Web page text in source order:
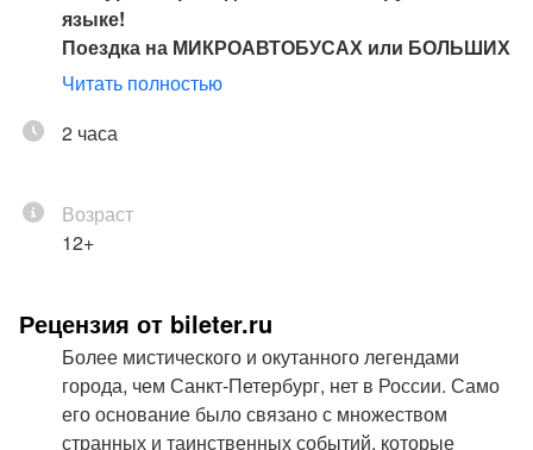
языке!
Поездка на МИКРОАВТОБУСАХ или БОЛЬШИХ
АВТОБУСАХ, в зависимости от количества
Льготный билет
Убедительная просьба на время экскурсии
«льготникам» иметь при себе документы,
Билет должен иметь каждый ребенок,
независимо от возраста. Во избежание
аварийной обстановки на дороге, сажать
детей на колени взрослым категорически
Читать полностью
2 часа
Возраст
12+
Рецензия от bileter.ru
Более мистического и окутанного легендами
города, чем Санкт-Петербург, нет в России. Само
его основание было связано с множеством
странных и таинственных событий, которые